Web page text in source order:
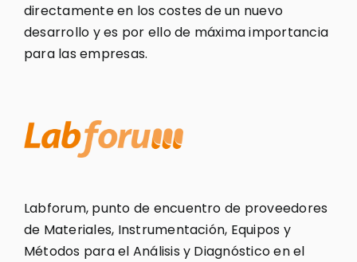
directamente en los costes de un nuevo
desarrollo y es por ello de máxima importancia
para las empresas.
Labforum, punto de encuentro de proveedores
de Materiales, Instrumentación, Equipos y
Métodos para el Análisis y Diagnóstico en el